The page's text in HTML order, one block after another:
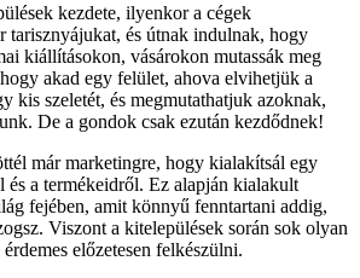
kezdete, ilyenkor a cégek
tarisznyájukat, és útnak indulnak, hogy
kiállításokon, vásárokon mutassák meg
akad egy felület, ahova elvihetjük a
kis szeletét, és megmutathatjuk azoknak,
De a gondok csak ezután kezdődnek!
már marketingre, hogy kialakítsál egy
és a termékeidről. Ez alapján kialakult
fejében, amit könnyű fenntartani addig,
Viszont a kitelepülések során sok olyan
előzetesen felkészülni.